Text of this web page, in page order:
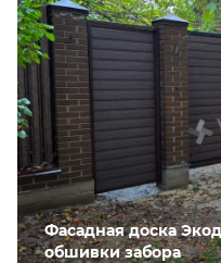
Фасадная доска
обшивки забора